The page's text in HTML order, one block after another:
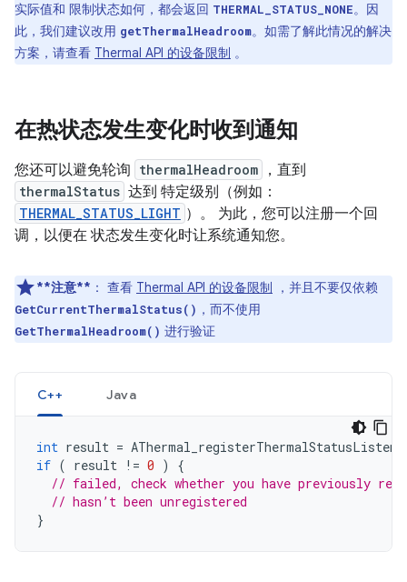
实际值和 限制状态如何，都会返回 THERMAL_STATUS_NONE。因
此，我们建议改用 getThermalHeadroom。如需了解此情况的解决
方案，请查看 Thermal API 的设备限制 。
在热状态发生变化时收到通知
您还可以避免轮询 thermalHeadroom ，直到
thermalStatus 达到 特定级别（例如：
THERMAL_STATUS_LIGHT ）。 为此，您可以注册一个回
调，以便在 状态发生变化时让系统通知您。
**注意** ： 查看 Thermal API 的设备限制 ，并且不要仅依赖
GetCurrentThermalStatus() ，而不使用
GetThermalHeadroom() 进行验证
C++ Java
int result =
if ( result != 0 )
{
// failed, check whether you have previously
// hasn’t been unregistered
}